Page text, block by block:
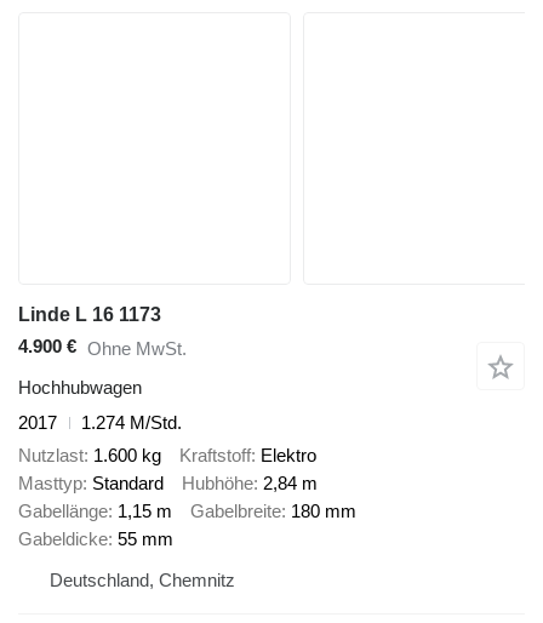
Linde L 16 1173
4.900 € Ohne MwSt.
Hochhubwagen
2017
1.274 M/Std.
Nutzlast 1.600 kg Kraftstoff Elektro
Masttyp Standard Hubhöhe 2,84 m
Gabellänge 1,15 m Gabelbreite 180 mm
Gabeldicke 55 mm
Deutschland, Chemnitz